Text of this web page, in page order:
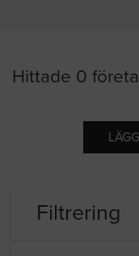
Hittade 0
Filtrering